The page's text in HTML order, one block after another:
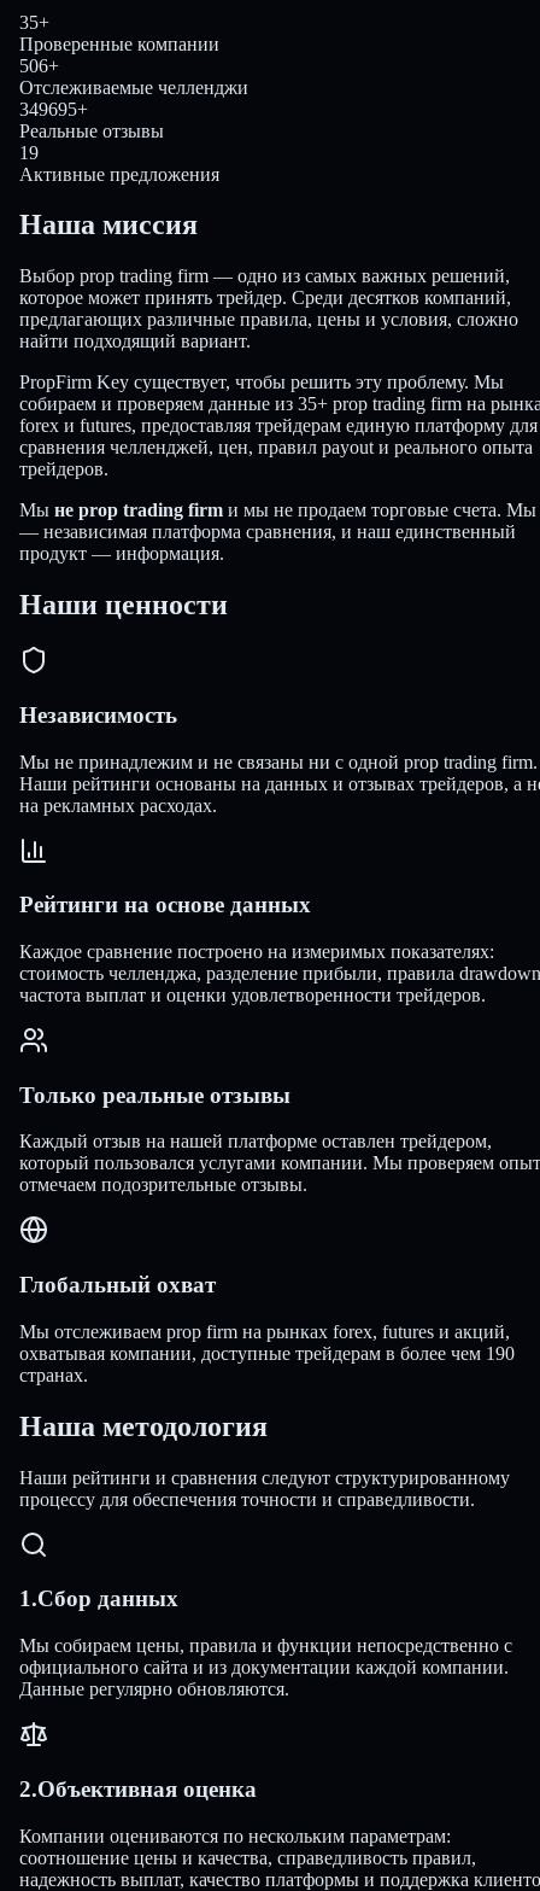
35+
Проверенные компании
506+
Отслеживаемые челленджи
349695+
Реальные отзывы
19
Активные предложения
Наша миссия
Выбор prop trading firm — одно из самых важных решений,
которое может принять трейдер. Среди десятков компаний,
предлагающих различные правила, цены и условия, сложно
найти подходящий вариант.
PropFirm Key существует, чтобы решить эту проблему. Мы
собираем и проверяем данные из 35+ prop trading firm на
forex и futures, предоставляя трейдерам единую платформу для
сравнения челленджей, цен, правил payout и реального опыта
трейдеров.
Мы не prop trading firm и мы не продаем торговые счета. Мы
— независимая платформа сравнения, и наш единственный
продукт — информация.
Наши ценности
Независимость
Мы не принадлежим и не связаны ни с одной prop trading firm.
Наши рейтинги основаны на данных и отзывах трейдеров, а
на рекламных расходах.
Рейтинги на основе данных
Каждое сравнение построено на измеримых показателях:
стоимость челленджа, разделение прибыли, правила
частота выплат и оценки удовлетворенности трейдеров.
Только реальные отзывы
Каждый отзыв на нашей платформе оставлен трейдером,
который пользовался услугами компании. Мы проверяем
отмечаем подозрительные отзывы.
Глобальный охват
Мы отслеживаем prop firm на рынках forex, futures и акций,
охватывая компании, доступные трейдерам в более чем 190
странах.
Наша методология
Наши рейтинги и сравнения следуют структурированному
процессу для обеспечения точности и справедливости.
1.Сбор данных
Мы собираем цены, правила и функции непосредственно с
официального сайта и из документации каждой компании.
Данные регулярно обновляются.
2.Объективная оценка
Компании оцениваются по нескольким параметрам:
соотношение цены и качества, справедливость правил,
надежность выплат, качество платформы и поддержка